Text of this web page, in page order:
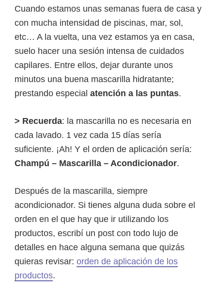
Cuando estamos unas semanas fuera de casa y
con mucha intensidad de piscinas, mar, sol,
etc… A la vuelta, una vez estamos ya en casa,
suelo hacer una sesión intensa de cuidados
capilares. Entre ellos, dejar durante unos
minutos una buena mascarilla hidratante;
prestando especial atención a las puntas.
> Recuerda: la mascarilla no es necesaria en
cada lavado. 1 vez cada 15 días sería
suficiente. ¡Ah! Y el orden de aplicación sería:
Champú – Mascarilla – Acondicionador.
Después de la mascarilla, siempre
acondicionador. Si tienes alguna duda sobre el
orden en el que hay que ir utilizando los
productos, escribí un post con todo lujo de
detalles en hace alguna semana que quizás
quieras revisar: orden de aplicación de los
productos.